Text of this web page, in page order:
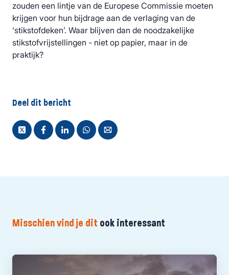
zouden een lintje van de Europese Commissie moeten
krijgen voor hun bijdrage aan de verlaging van de
‘stikstofdeken’. Waar blijven dan de noodzakelijke
stikstofvrijstellingen - niet op papier, maar in de
praktijk?
Deel dit bericht
Misschien vind je dit ook interessant